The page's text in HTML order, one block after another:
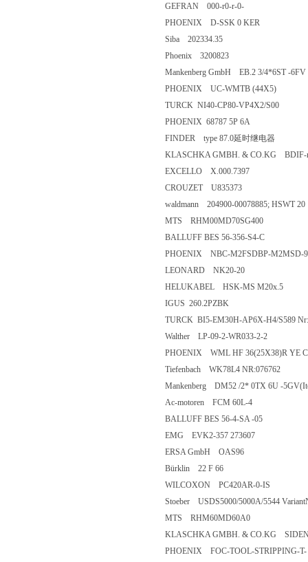
GEFRAN 000-r0-r-0-
PHOENIX D-SSK 0 KER
Siba 202334.35
Phoenix 3200823
Mankenberg GmbH EB.2 3/4*6ST -6FV
PHOENIX UC-WMTB (44X5)
TURCK NI40-CP80-VP4X2/S00
PHOENIX 68787 5P 6A
FINDER type 87.0延时继电器
KLASCHKA GMBH. & CO.KG BDIF-
EXCELLO X.000.7397
CROUZET U835373
waldmann 204900-00078885; HSWT 20
MTS RHM00MD70SG400
BALLUFF BES 56-356-S4-C
PHOENIX NBC-M2FSDBP-M2MSD-
LEONARD NK20-20
HELUKABEL HSK-MS M20x.5
IGUS 260.2PZBK
TURCK BI5-EM30H-AP6X-H4/S589
Walther LP-09-2-WR033-2-2
PHOENIX WML HF 36(25X38)R YE
Tiefenbach WK78L4 NR:076762
Mankenberg DM52 /2* 0TX 6U -
Ac-motoren FCM 60L-4
BALLUFF BES 56-4-SA -05
EMG EVK2-357 273607
ERSA GmbH OAS96
Bürklin 22 F 66
WILCOXON PC420AR-0-IS
Stoeber USDS5000/5000A/5544
MTS RHM60MD60A0
KLASCHKA GMBH. & CO.KG
PHOENIX FOC-TOOL-STRIPPING-T-